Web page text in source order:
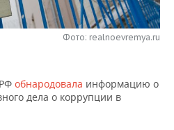
Фото: realnoevremya.ru
обнародовала информацию о
дела о коррупции в